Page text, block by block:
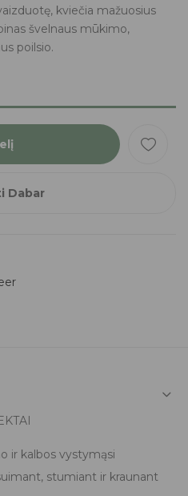
kviečia mažuosius
švelnaus mūkimo,
poilsio.
Dabar
ir kalbos vystymąsi
stumiant ir kraunant